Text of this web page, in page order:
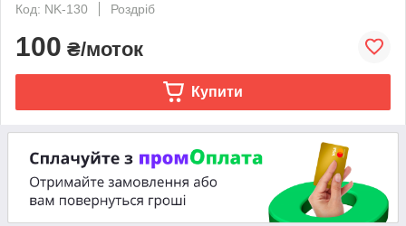
Код: NK-130
Роздріб
100 ₴/моток
Купити